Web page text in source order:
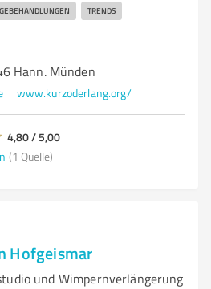
TRENDS
Hann. Münden
www.kurzoderlang.org/
4,80 / 5,00
(1 Quelle)
Hofgeismar
und Wimpernverlängerung